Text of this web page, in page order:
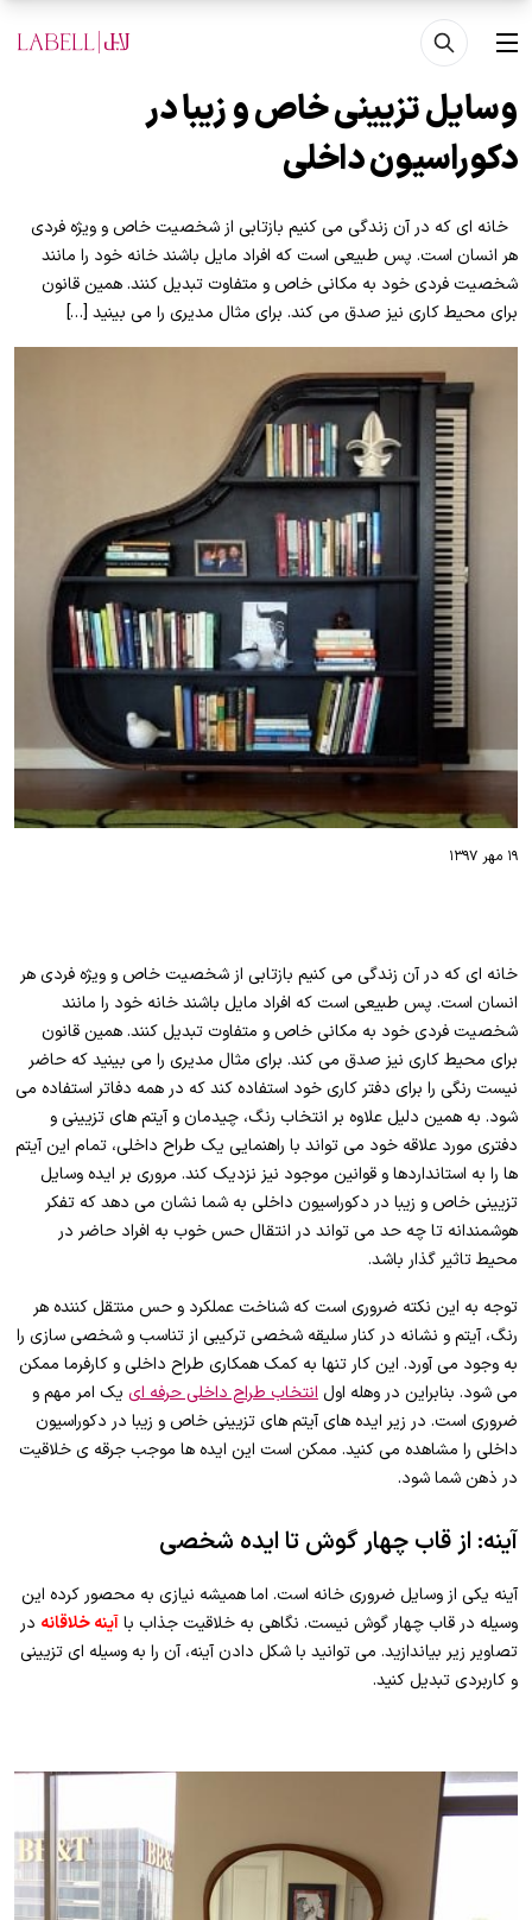
رفتن به محتوای اصلی
منو
وسایل تزیینی خاص و زیبا در
دکوراسیون داخلی
خانه ای که در آن زندگی می کنیم بازتابی از شخصیت خاص و ویژه فردی
هر انسان است. پس طبیعی است که افراد مایل باشند خانه خود را مانند
شخصیت فردی خود به مکانی خاص و متفاوت تبدیل کنند. همین قانون
برای محیط کاری نیز صدق می کند. برای مثال مدیری را می بینید […]
۱۹ مهر ۱۳۹۷
خانه ای که در آن زندگی می کنیم بازتابی از شخصیت خاص و ویژه فردی هر
انسان است. پس طبیعی است که افراد مایل باشند خانه خود را مانند
شخصیت فردی خود به مکانی خاص و متفاوت تبدیل کنند. همین قانون
برای محیط کاری نیز صدق می کند. برای مثال مدیری را می بینید که حاضر
نیست رنگی را برای دفتر کاری خود استفاده کند که در همه دفاتر استفاده می
شود. به همین دلیل علاوه بر انتخاب رنگ، چیدمان و آیتم های تزیینی و
دفتری مورد علاقه خود می تواند با راهنمایی یک طراح داخلی، تمام این آیتم
ها را به استانداردها و قوانین موجود نیز نزدیک کند. مروری بر ایده وسایل
تزیینی خاص و زیبا در دکوراسیون داخلی به شما نشان می دهد که تفکر
هوشمندانه تا چه حد می تواند در انتقال حس خوب به افراد حاضر در
محیط تاثیر گذار باشد.
توجه به این نکته ضروری است که شناخت عملکرد و حس منتقل کننده هر
رنگ، آیتم و نشانه در کنار سلیقه شخصی ترکیبی از تناسب و شخصی سازی را
به وجود می آورد. این کار تنها به کمک همکاری طراح داخلی و کارفرما ممکن
می شود. بنابراین در وهله اول انتخاب طراح داخلی حرفه ای یک امر مهم و
ضروری است. در زیر ایده های آیتم های تزیینی خاص و زیبا در دکوراسیون
داخلی را مشاهده می کنید. ممکن است این ایده ها موجب جرقه ی خلاقیت
در ذهن شما شود.
آینه: از قاب چهار گوش تا ایده شخصی
آینه یکی از وسایل ضروری خانه است. اما همیشه نیازی به محصور کرده این
وسیله در قاب چهار گوش نیست. نگاهی به خلاقیت جذاب باآینه خلاقانه در
تصاویر زیر بیاندازید. می توانید با شکل دادن آینه، آن را به وسیله ای تزیینی
و کاربردی تبدیل کنید.